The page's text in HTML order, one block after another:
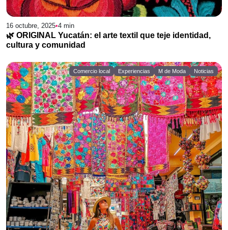
16 octubre, 2025•4 min
🌿 ORIGINAL Yucatán: el arte textil que teje identidad,
cultura y comunidad
Comercio local Experiencias M de Moda Noticias